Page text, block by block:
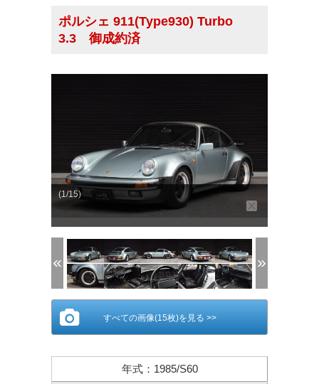
ポルシェ 911(Type930) Turbo
3.3 御成約済
(1/15)
すべての画像(15枚)を見る >>
年式： 1985/S60